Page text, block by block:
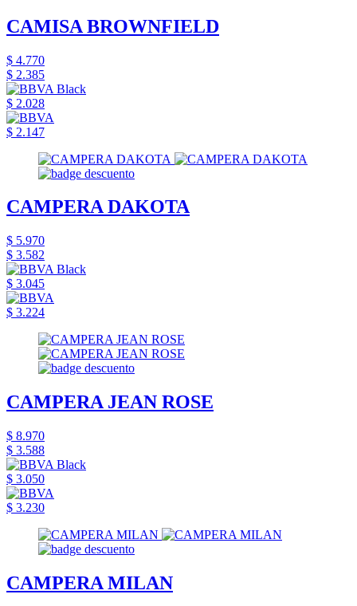
CAMISA BROWNFIELD
$ 4.770
$ 2.385
$ 2.028
$ 2.147
CAMPERA DAKOTA
$ 5.970
$ 3.582
$ 3.045
$ 3.224
CAMPERA JEAN ROSE
$ 8.970
$ 3.588
$ 3.050
$ 3.230
CAMPERA MILAN